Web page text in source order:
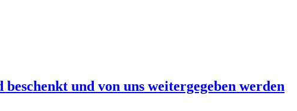
und von uns weitergegeben werden